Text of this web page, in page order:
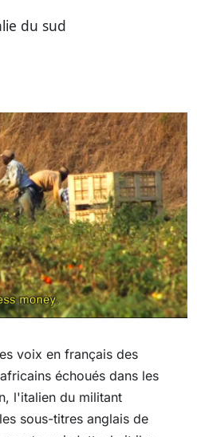
du sud
voix en français des
échoués dans les
l'italien du militant
sous-titres anglais de